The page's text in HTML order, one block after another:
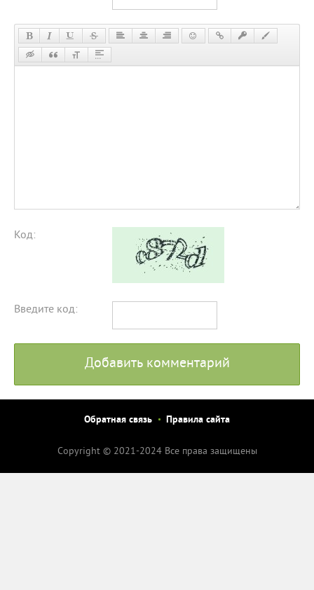
Код:
Введите код:
Добавить комментарий
Обратная связь Правила сайта
Copyright © 2021-2024 Все права защищены